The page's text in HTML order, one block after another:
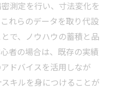
測定を行い、寸法変化を
れらのデータを取り代設
で、ノウハウの蓄積と品
者の場合は、既存の実績
ドバイスを活用しなが
キルを身につけることが